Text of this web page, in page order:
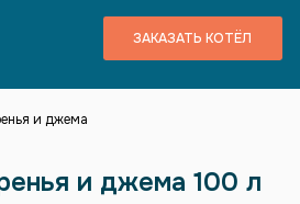
ЗАКАЗАТЬ КОТЁЛ
и джема
и джема 100 л